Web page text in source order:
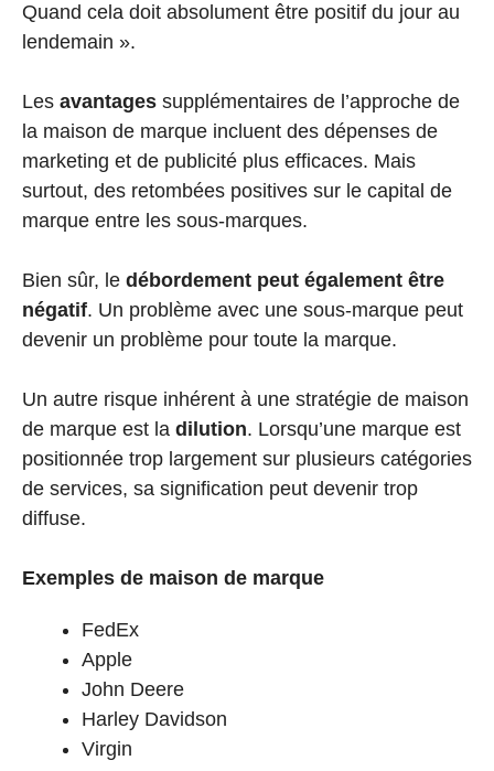
Quand cela doit absolument être positif du jour au
lendemain ».
Les avantages supplémentaires de l’approche de
la maison de marque incluent des dépenses de
marketing et de publicité plus efficaces. Mais
surtout, des retombées positives sur le capital de
marque entre les sous-marques.
Bien sûr, le débordement peut également être
négatif. Un problème avec une sous-marque peut
devenir un problème pour toute la marque.
Un autre risque inhérent à une stratégie de maison
de marque est la dilution. Lorsqu’une marque est
positionnée trop largement sur plusieurs catégories
de services, sa signification peut devenir trop
diffuse.
Exemples de maison de marque
FedEx
Apple
John Deere
Harley Davidson
Virgin